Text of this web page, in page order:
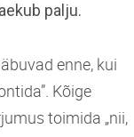
palju.
enne, kui
Kõige
toimida „nii,